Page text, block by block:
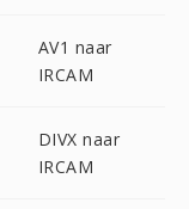
AV1 naar
IRCAM
DIVX naar
IRCAM